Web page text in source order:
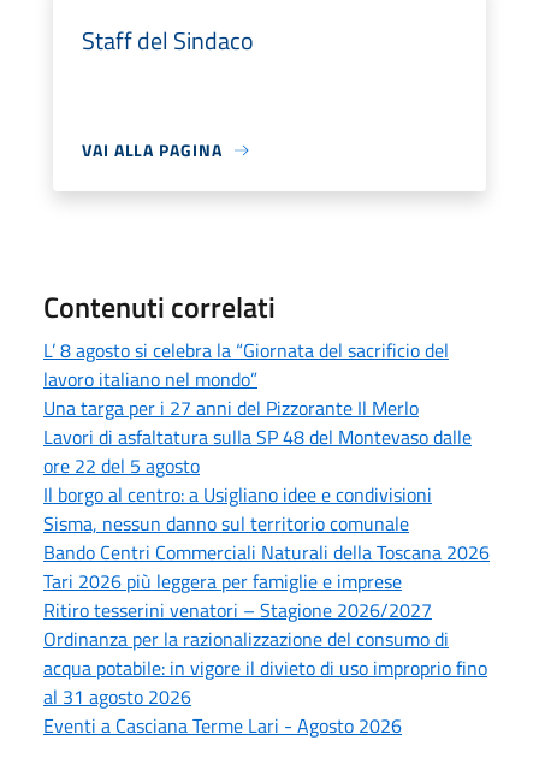
Staff del Sindaco
VAI ALLA PAGINA
Contenuti correlati
L’ 8 agosto si celebra la “Giornata del sacrificio del
lavoro italiano nel mondo”
Una targa per i 27 anni del Pizzorante Il Merlo
Lavori di asfaltatura sulla SP 48 del Montevaso dalle
ore 22 del 5 agosto
Il borgo al centro: a Usigliano idee e condivisioni
Sisma, nessun danno sul territorio comunale
Bando Centri Commerciali Naturali della Toscana 2026
Tari 2026 più leggera per famiglie e imprese
Ritiro tesserini venatori – Stagione 2026/2027
Ordinanza per la razionalizzazione del consumo di
acqua potabile: in vigore il divieto di uso improprio fino
al 31 agosto 2026
Eventi a Casciana Terme Lari - Agosto 2026